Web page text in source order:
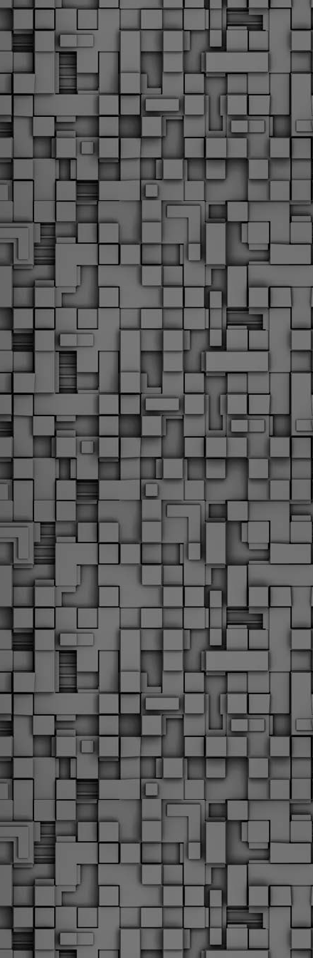
σε δήμους της χώρας. Το Dimastin, αναζητεί σχετικό
φωτογραφικό υλικό στο διαδίκτυο και σας το παρουσιάζει σε
αυτή την ανάρτηση. Επίσης, σας καλούμε, αν διαπιστώσετε ότι
μας έχουν "ξεφύγει" ορκωμοσίες, μπορείτε να στέλνετε το
φωτογραφικό τους υλικό στο dimasthes@gmail.gr ώστε να το
δημοσιεύουμε εδώ, άμεσα.
MAR
Θεσσαλονίκη: Ορκίστηκαν οι 75 νέοι δημοτικοί
αστυνομικοί – Τι τους ζήτησε ο Αγγελούδης
Ενισχύεται το έργο της δημοτικής αστυνομίας στο δήμο
Θεσσαλονίκης καθώς το πρωί της Τετάρτης 18 Μαρτίου
ορκίστηκαν οι 75 νέοι δημοτικοί αστυνομικοί.
«Με αυτούς, σε λίγους μήνες αποκτά ένα ισχυρό σώμα η
δημοτική αστυνομία. Θα είναι πιο κοντά στον πολίτη. Είχα την
ευκαιρία να είμαι σήμερα στην ορκωμοσία τους.
MAR
Ξεκίνησαν εδώ και μια εβδομάδα οι αφίξεις των
νεοπροσληφθέντων Δημοτικών Αστυνομικών στους
δήμους και οι ορκωμοσίες τους - Πλήρες
Μεγάλες μέρες ζει ο "οργανισμός" της Δημοτικής Αστυνομίας!
Να θυμίσουμε ότι κανονικές προσλήψεις στην Δημοτική
Αστυνομία έχουν να γίνουν από το 2010. Δεκαέξι ολόκληρα
χρόνια! Και βέβαια, ακόμη και με αυτές τις προσλήψεις, δεν
φτάνουμε ούτε τα 2/3 των Δημοτικών Αστυνομικών που
υπηρετούσαν το 2013 προ της κατάργησης της υπηρεσίας με
απόφαση του σημερινού πρωθυπουργού Κυριάκου Μητσοτάκη. Ας
είναι...
2
Δημοτική Αστυνομία Θεσσαλονίκης: Διμηνιαίος
απολογισμός ελέγχων τήρησης νομοθεσίας
Τον απολογισμό των δράσεων ελέγχου για τα ζώα συντροφιάς
κατά το δίμηνο Ιανουαρίου – Φεβρουαρίου 2026 παρουσιάζει η
Δημοτική Αστυνομία Θεσσαλονίκης, με στόχο την προστασία των
ζώων και την ομαλή συμβίωση στην πόλη.
FEB
18
ΣτΕ: Οριστική απόρριψη της επαναφοράς του 13ου
και 14ου μισθού για τους δημοσίους υπαλλήλους
Με την απόφαση αυτή, το ΣτΕ απορρίπτει οριστικά τις
αξιώσεις των δημοσίων υπαλλήλων για επαναφορά των
δώρων, επικυρώνοντας την τρέχουσα κατάσταση παρά τις
αντιδράσεις της ΑΔΕΔΥ
Το ΣτΕ απέρριψε οριστικά την προσφυγή της ΑΔΕΔΥ και ενός
εκπαιδευτικού για την επαναφορά των δώρων Χριστουγέννων,
Πάσχα και θερινής άδειας (13ος και 14ος μισθός) στους
εργαζόμενους του δημόσιου τομέα, κλείνοντας μια μακρά
διαμάχη δεκαετιών που αφορούσε τις μνημονιακές περικοπές.
Γνωστοποίηση έκδοσης οριστικών αποτελεσμάτων –
Παροχή οδηγιών.
► Δείτε/κατεβάστε την πολυαναμενόμενη εγκύκλιο του Υπ.
FEB
1
Με διαρροή 2 μέρες πριν την στάση εργασίας
ενημερώνει το ΣτΕ για την απόρριψη της επαναφοράς